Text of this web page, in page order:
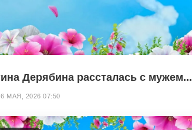
Дерябина рассталась с мужем...
6 МАЯ, 2026 07:50